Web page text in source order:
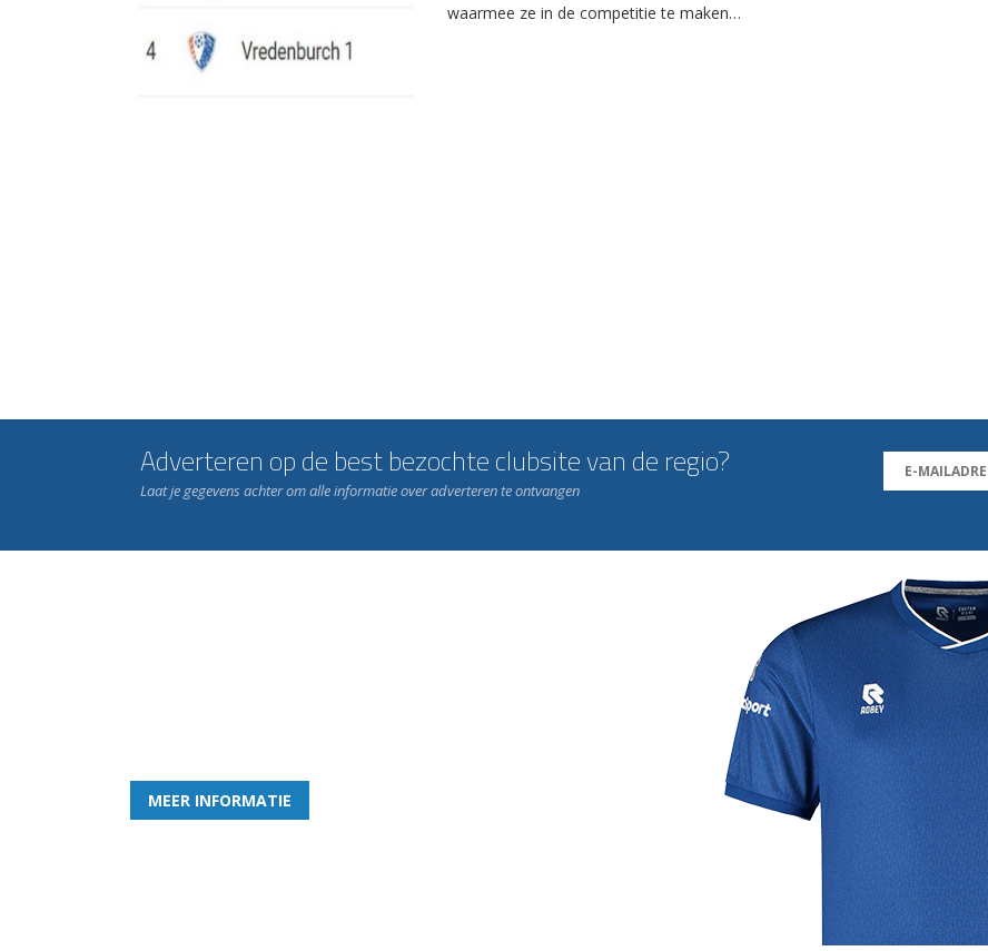
waarmee ze in de competitie te maken…
Adverteren op de best bezochte clubsite van de regio?
Laat je gegevens achter om alle informatie over adverteren te ontvangen
MEER INFORMATIE